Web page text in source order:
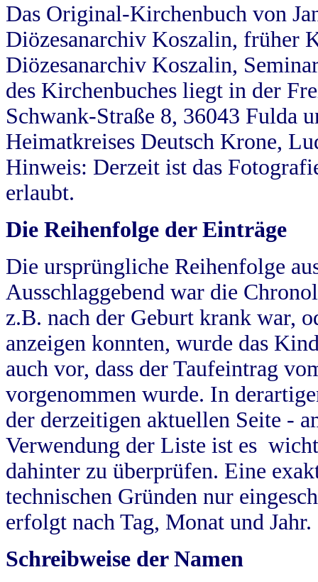
Das Original-Kirchenbuch von
Diözesanarchiv Koszalin, früher
Diözesanarchiv Koszalin,
des Kirchenbuches liegt in der
Schwank-Straße 8, 36043 Fulda
Heimatkreises Deutsch Krone,
Hinweis: Derzeit ist das
erlaubt.
Die Reihenfolge der Einträge
Die ursprüngliche Reihenfolge
Ausschlaggebend war die
z.B. nach der Geburt krank war,
anzeigen konnten, wurde das
auch vor, dass der Taufeintrag
vorgenommen wurde. In
der derzeitigen aktuellen Seite -
Verwendung der Liste ist es
dahinter zu überprüfen. Eine
technischen Gründen nur
erfolgt nach Tag, Monat und Jahr.
Schreibweise der Namen